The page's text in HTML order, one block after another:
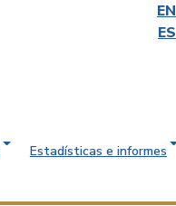
EN
ES
Estadísticas e informes